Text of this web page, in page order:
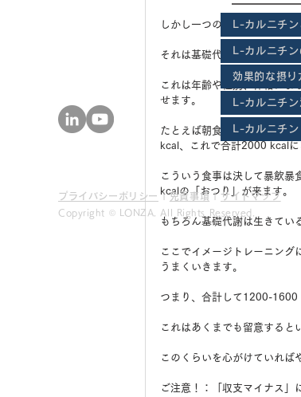
しかし一つのちょっと風変わ
それは基礎代謝の数値です。
これは年齢や性別、体格によ
せます。
たとえば朝食にご飯一膳プ
kcal、これで合計2000 kcalに
こういう食事は決して暴飲暴
kcalの「おつり」が来ます。
もちろん基礎代謝は生きてい
ここでイメージトレーニング
うまくいきます。
つまり、合計して1200-1600
これはあくまでも留意すると
このくらいを心がけていれば
ご注意！：「収支マイナス」
L-カルニチン
L-カルニチン
効果的な摂り
L-カルニチン
L-カルニチ
プライバシーポリシー |免責事項 | サイトマップ
Copyright ©︎ LONZA. All Rights Reserved.